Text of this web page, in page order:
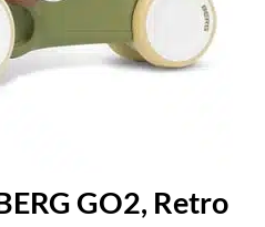
GO2, Retro